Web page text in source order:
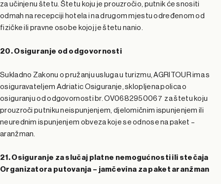
za učinjenu štetu. Štetu koju je prouzročio, putnik će snositi
odmah na recepciji hotela i na drugom mjestu određenom od
fizičke ili pravne osobe kojoj je štetu nanio.
20. Osiguranje od odgovornosti
Sukladno Zakonu o pružanju usluga u turizmu, AGRITOUR ima s
osiguravateljem Adriatic Osiguranje, sklopljena polica o
osiguranju od odgovornosti br. OV0682950067 za štetu koju
prouzroči putniku neispunjenjem, djelomičnim ispunjenjem ili
neurednim ispunjenjem obveza koje se odnose na paket –
aranžman.
21. Osiguranje za slučaj platne nemogućnosti ili stečaja
Organizatora putovanja – jamčevina za paket aranžman